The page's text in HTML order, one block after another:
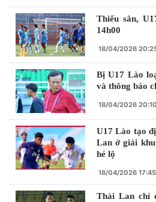
Thiếu sân,
14h00
18/04/2026
Bị U17 Lào
và thông báo
18/04/2026 20:10
U17 Lào tạo
Lan ở giải
hé lộ
18/04/2026 17:45
Thái Lan chỉ